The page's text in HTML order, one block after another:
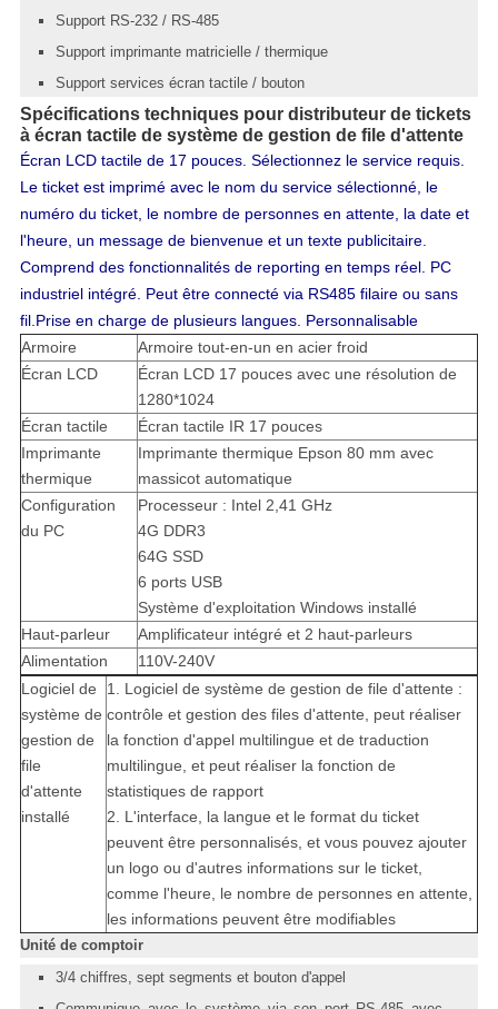
Support RS-232 / RS-485
Support imprimante matricielle / thermique
Support services écran tactile / bouton
Spécifications techniques pour distributeur de tickets
à écran tactile de système de gestion de file d'attente
Écran LCD tactile de 17 pouces. Sélectionnez le service requis.
Le ticket est imprimé avec le nom du service sélectionné, le
numéro du ticket, le nombre de personnes en attente, la date et
l'heure, un message de bienvenue et un texte publicitaire.
Comprend des fonctionnalités de reporting en temps réel. PC
industriel intégré. Peut être connecté via RS485 filaire ou sans
fil. Prise en charge de plusieurs langues. Personnalisable
Armoire
Armoire tout-en-un en acier froid
Écran LCD
Écran LCD 17 pouces avec une résolution de
1280*1024
Écran tactile
Écran tactile IR 17 pouces
Imprimante
thermique
Imprimante thermique Epson 80 mm avec
massicot automatique
Configuration
du PC
Processeur : Intel 2,41 GHz
4G DDR3
64G SSD
6 ports USB
Système d'exploitation Windows installé
Haut-parleur
Amplificateur intégré et 2 haut-parleurs
Alimentation
110V-240V
Logiciel de
système de
gestion de
file
d'attente
installé
1. Logiciel de système de gestion de file d'attente :
contrôle et gestion des files d'attente, peut réaliser
la fonction d'appel multilingue et de traduction
multilingue, et peut réaliser la fonction de
statistiques de rapport
2. L'interface, la langue et le format du ticket
peuvent être personnalisés, et vous pouvez ajouter
un logo ou d'autres informations sur le ticket,
comme l'heure, le nombre de personnes en attente,
les informations peuvent être modifiables
Unité de comptoir
3/4 chiffres, sept segments et bouton d'appel